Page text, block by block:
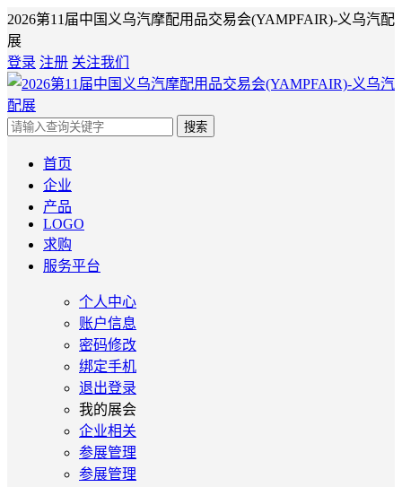
2026第11届中国义乌汽摩配用品交易会(YAMPFAIR)-义乌汽配
展
登录 注册 关注我们
搜索
首页
企业
产品
LOGO
求购
服务平台
个人中心
账户信息
密码修改
绑定手机
退出登录
我的展会
企业相关
参展管理
参展管理